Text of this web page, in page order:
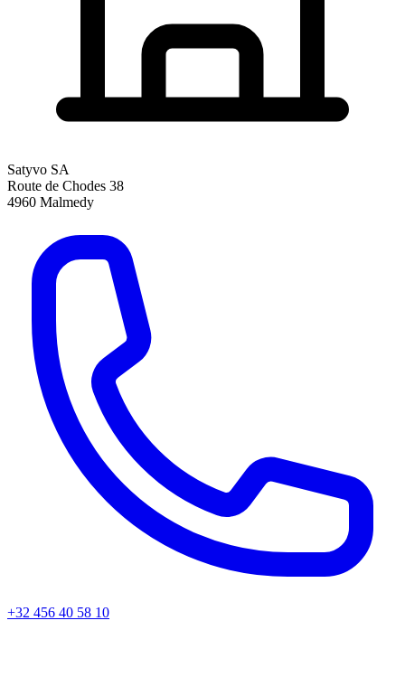
Satyvo SA
Route de Chodes 38
4960 Malmedy
+32 456 40 58 10